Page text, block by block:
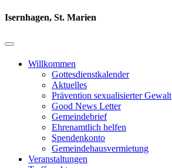
Isernhagen, St. Marien
Willkommen
Gottesdienstkalender
Aktuelles
Prävention sexualisierter Gewalt
Good News Letter
Gemeindebrief
Ehrenamtlich helfen
Spendenkonto
Gemeindehausvermietung
Veranstaltungen